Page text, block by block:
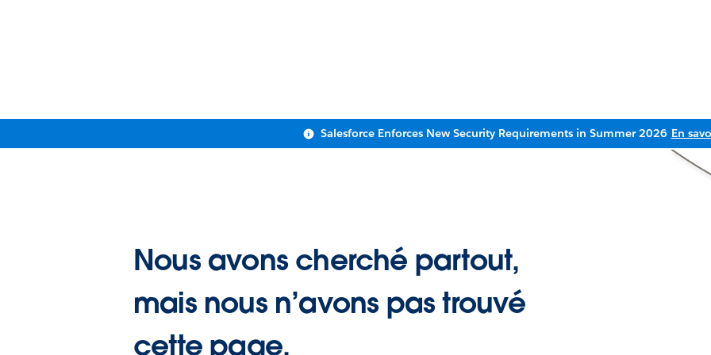
Salesforce Enforces New Security Requirements in Summer 2026 En
Nous avons cherché partout,
mais nous n’avons pas trouvé
cette page.